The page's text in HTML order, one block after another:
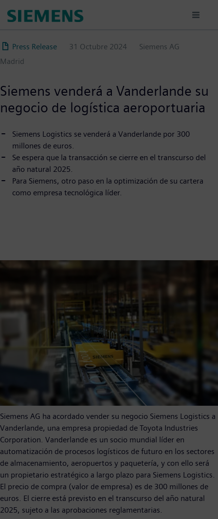
principal
Press Release 31 Octubre 2024
Siemens AG
Madrid
Siemens venderá a Vanderlande su
negocio de logística aeroportuaria
Siemens Logistics se venderá a Vanderlande por 300
millones de euros.
Se espera que la transacción se cierre en el transcurso del
año natural 2025.
Para Siemens, otro paso en la optimización de su cartera
como empresa tecnológica líder.
Siemens AG ha acordado vender su negocio Siemens Logistics a
Vanderlande, una empresa propiedad de Toyota Industries
Corporation. Vanderlande es un socio mundial líder en
automatización de procesos logísticos de futuro en los sectores
de almacenamiento, aeropuertos y paquetería, y con ello será
un propietario estratégico a largo plazo para Siemens Logistics.
El precio de compra (valor de empresa) es de 300 millones de
euros. El cierre está previsto en el transcurso del año natural
2025, sujeto a las aprobaciones reglamentarias.